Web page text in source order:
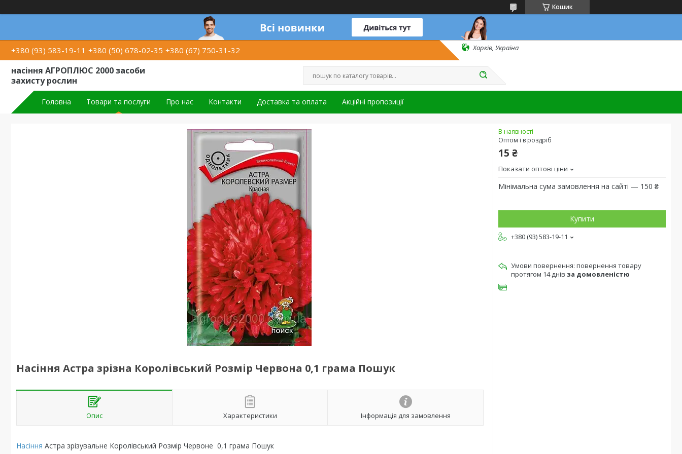
Кошик
+380 (93) 583-19-11 +380 (50) 678-02-35 +380 (67) 750-31-32 Харків, Україна
насіння АГРОПЛЮС 2000 засоби
захисту рослин
Головна Товари та послуги Про нас Контакти Доставка та оплата Акційні пропозиції
Насіння Астра зрізна Королівський Розмір Червона 0,1 грама Пошук
Опис Характеристики Інформація для замовлення
Насіння Астра зрізувальне Королівський Розмір Червоне 0,1 грама Пошук
В наявності
Оптом і в роздріб
15 ₴
Показати оптові ціни
Мінімальна сума замовлення на сайті — 150 ₴
Купити
+380 (93) 583-19-11
повернення товару
протягом 14 днів за домовленістю